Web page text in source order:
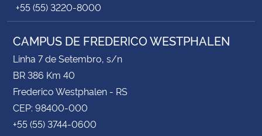
+55 (55) 3220-8000
CAMPUS DE FREDERICO WESTPHALEN
Linha 7 de Setembro, s/n
BR 386 Km 40
Frederico Westphalen - RS
CEP: 98400-000
+55 (55) 3744-0600